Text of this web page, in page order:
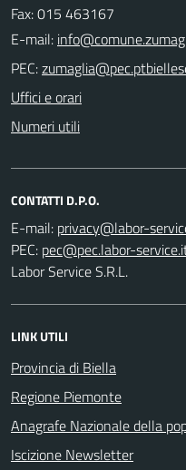
Fax: 015 463167
E-mail:
PEC:
Uffici e orari
Numeri utili
CONTATTI D.P.O.
E-mail:
PEC:
Labor Service S.R.L.
LINK UTILI
Provincia di Biella
Regione Piemonte
Anagrafe Nazionale della
Iscizione Newsletter